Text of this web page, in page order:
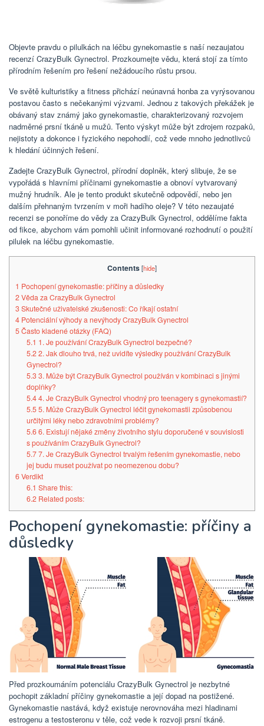
Objevte pravdu o pilulkách na léčbu gynekomastie s naší nezaujatou
recenzí CrazyBulk Gynectrol. Prozkoumejte vědu, která stojí za tímto
přírodním řešením pro řešení nežádoucího růstu prsou.
Ve světě kulturistiky a fitness přichází neúnavná honba za vyrýsovanou
postavou často s nečekanými výzvami. Jednou z takových překážek je
obávaný stav známý jako gynekomastie, charakterizovaný rozvojem
nadměrné prsní tkáně u mužů. Tento výskyt může být zdrojem rozpaků,
nejistoty a dokonce i fyzického nepohodlí, což vede mnoho jednotlivců
k hledání účinných řešení.
Zadejte CrazyBulk Gynectrol, přírodní doplněk, který slibuje, že se
vypořádá s hlavními příčinami gynekomastie a obnoví vytvarovaný
mužný hrudník. Ale je tento produkt skutečně odpovědí, nebo jen
dalším přehnaným tvrzením v moři hadího oleje? V této nezaujaté
recenzi se ponoříme do vědy za CrazyBulk Gynectrol, oddělíme fakta
od fikce, abychom vám pomohli učinit informované rozhodnutí o použití
pilulek na léčbu gynekomastie.
Contents[hide]
1 Pochopení gynekomastie: příčiny a důsledky
2Věda za CrazyBulk Gynectrol
3Skutečné uživatelské zkušenosti: Co říkají ostatní
4 Potenciální výhody a nevýhody CrazyBulk Gynectrol
5Často kladené otázky (FAQ)
5.1 1. Je používání CrazyBulk Gynectrol bezpečné?
5.22. Jak dlouho trvá, než uvidíte výsledky používání CrazyBulk
Gynectrol?
5.33. Může být CrazyBulk Gynectrol používán v kombinaci s jinými
doplňky?
5.44. Je CrazyBulk Gynectrol vhodný pro teenagery s gynekomastií?
5.55. Může CrazyBulk Gynectrol léčit gynekomastii způsobenou
určitými léky nebo zdravotními problémy?
5.66. Existují nějaké změny životního stylu doporučené v souvislosti
s používáním CrazyBulk Gynectrol?
5.77. Je CrazyBulk Gynectrol trvalým řešením gynekomastie, nebo
jej budu muset používat po neomezenou dobu?
6Verdikt
6.1 Share this:
6.2Related posts:
Pochopení gynekomastie: příčiny a
důsledky
Před prozkoumáním potenciálu CrazyBulk Gynectrol je nezbytné
pochopit základní příčiny gynekomastie a její dopad na postižené.
Gynekomastie nastává, když existuje nerovnováha mezi hladinami
estrogenu a testosteronu v těle, což vede k rozvoji prsní tkáně.